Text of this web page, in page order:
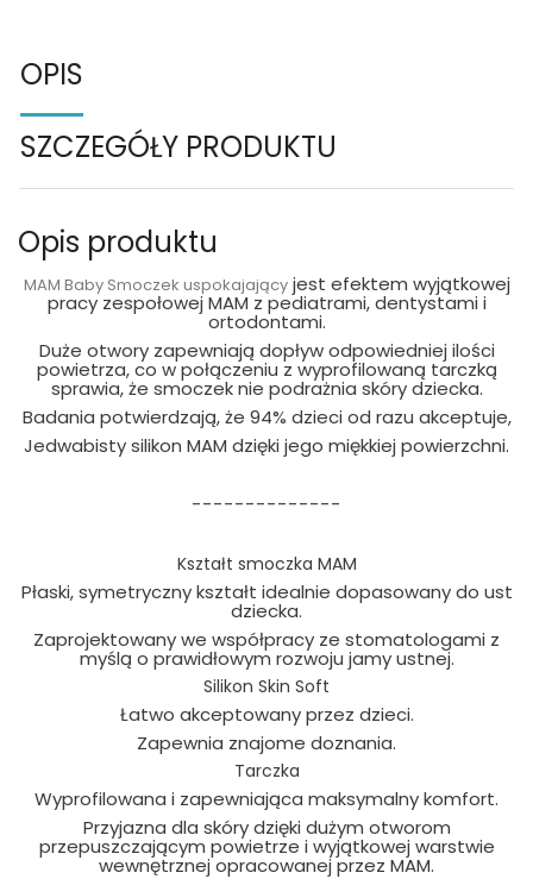
OPIS
SZCZEGÓŁY PRODUKTU
Opis produktu
MAM Baby Smoczek uspokajającyjest efektem wyjątkowej
pracy zespołowej MAM z pediatrami, dentystami i
ortodontami.
Duże otwory zapewniają dopływ odpowiedniej ilości
powietrza, co w połączeniu z wyprofilowaną tarczką
sprawia, że smoczek nie podrażnia skóry dziecka.
Badania potwierdzają, że 94% dzieci od razu akceptuje,
Jedwabisty silikon MAM dzięki jego miękkiej powierzchni.
--------------
Kształt smoczka MAM
Płaski, symetryczny kształt idealnie dopasowany do ust
dziecka.
Zaprojektowany we współpracy ze stomatologami z
myślą o prawidłowym rozwoju jamy ustnej.
Silikon Skin Soft
Łatwo akceptowany przez dzieci.
Zapewnia znajome doznania.
Tarczka
Wyprofilowana i zapewniająca maksymalny komfort.
Przyjazna dla skóry dzięki dużym otworom
przepuszczającym powietrze i wyjątkowej warstwie
wewnętrznej opracowanej przez MAM.